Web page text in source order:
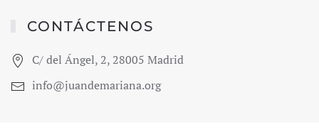
CONTÁCTENOS
C/ del Ángel, 2, 28005 Madrid
info@juandemariana.org